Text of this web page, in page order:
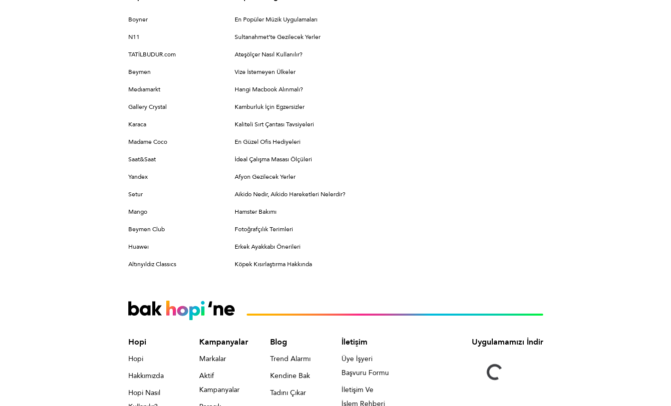
Boyner
N11
TATİLBUDUR.com
Beymen
Medıamarkt
Gallery Crystal
Karaca
Madame Coco
Saat&Saat
Yandex
Setur
Mango
Beymen Club
Huaweı
Altınyıldız Classıcs
En Popüler Müzik Uygulamaları
Sultanahmet’te Gezilecek Yerler
Ateşölçer Nasıl Kullanılır?
Vize İstemeyen Ülkeler
Hangi Macbook Alınmalı?
Kamburluk İçin Egzersizler
Kaliteli Sırt Çantası Tavsiyeleri
En Güzel Ofis Hediyeleri
İdeal Çalışma Masası Ölçüleri
Afyon Gezilecek Yerler
Aikido Nedir, Aikido Hareketleri Nelerdir?
Hamster Bakımı
Fotoğrafçılık Terimleri
Erkek Ayakkabı Önerileri
Köpek Kısırlaştırma Hakkında
Hopi
Hopi
Hakkımızda
Hopi Nasıl
Kampanyalar
Markalar
Aktif
Kampanyalar
Blog
Trend Alarmı
Kendine Bak
Tadını Çıkar
İletişim
Üye İşyeri
Başvuru Formu
İletişim Ve
İşlem Rehberi
Uygulamamızı İndir